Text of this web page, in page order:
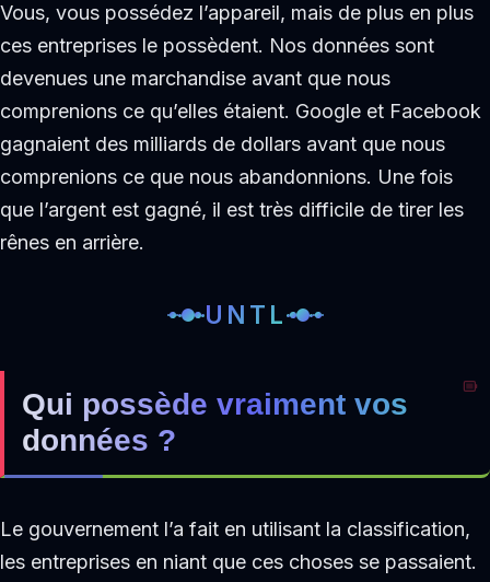
Vous, vous possédez l’appareil, mais de plus en plus
ces entreprises le possèdent. Nos données sont
devenues une marchandise avant que nous
comprenions ce qu’elles étaient. Google et Facebook
gagnaient des milliards de dollars avant que nous
comprenions ce que nous abandonnions. Une fois
que l’argent est gagné, il est très difficile de tirer les
rênes en arrière.
UNTL
Qui possède vraiment vos
données ?
Le gouvernement l’a fait en utilisant la classification,
les entreprises en niant que ces choses se passaient.